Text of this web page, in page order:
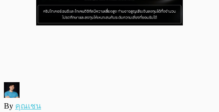
By คุณเชน